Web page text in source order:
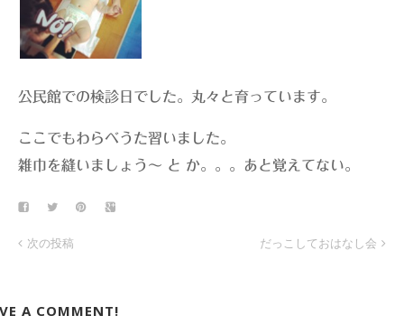
公民館での検診日でした。丸々と育っています。
ここでもわらべうた習いました。
雑巾を縫いましょう〜 と か。。。あと覚えてない。
次の投稿 だっこしておはなし会
A COMMENT!